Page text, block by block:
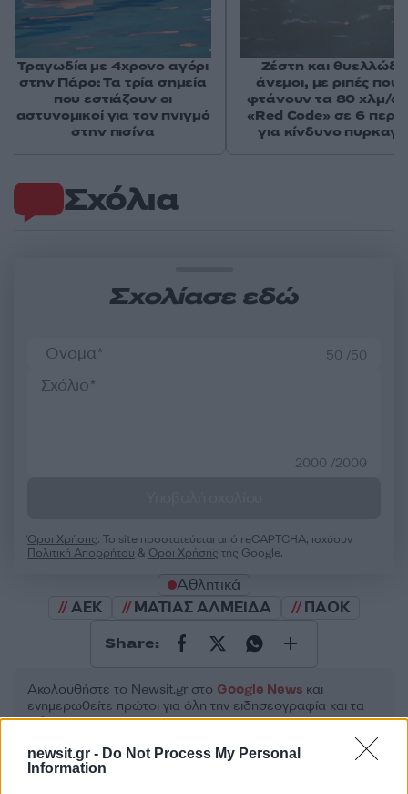
newsit.gr - Do Not Process My Personal
Information
Σχόλια
Σχολίασε εδώ
50 /50
2000 /2000
Όροι Χρήσης. Το site προστατεύεται από reCAPTCHA, ισχύουν
Πολιτική Απορρήτου &Όροι Χρήσης της Google.
Αθλητικά
ΑΕΚ
ΜΑΤΙΑΣ ΑΛΜΕΙΔΑ ΠΑΟΚ
Share:
Ακολουθήστε το Νewsit.gr στο Google News και
ενημερωθείτε πρώτοι για όλη την ειδησεογραφία και τα
τελευταία νέατης ημέρας
Τραγωδία με 4χρονο αγόρι
στην Πάρο: Τα τρία σημεία
που εστιάζουν οι
αστυνομικοί για τον πνιγμό
στην πισίνα
Ζέστη και
άνεμοι, με ριπές που
φτάνουν τα 80 χλμ/
«Red Code» σε 6
για κίνδυνο